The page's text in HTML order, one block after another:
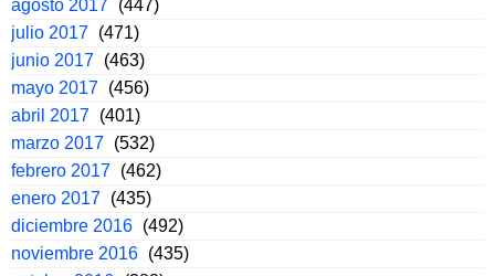
agosto 2017 (447)
julio 2017 (471)
junio 2017 (463)
mayo 2017 (456)
abril 2017 (401)
marzo 2017 (532)
febrero 2017 (462)
enero 2017 (435)
diciembre 2016 (492)
noviembre 2016 (435)